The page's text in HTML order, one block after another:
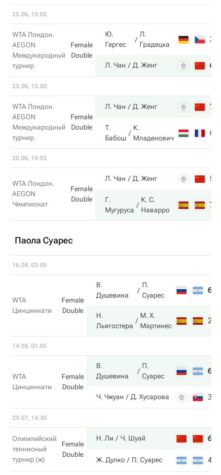
25.06, 15:05
WTA Лондон.
AEGON
Международный
турнир
Female
Double
Ю.
Гергес
Л.
Градецка
3
Л. Чан Д. Женг 6
23.06, 13:00
WTA Лондон.
AEGON
Международный
турнир
Female
Double
Л. Чан Д. Женг 7
Т.
Бабош
К.
Младенович
6
20.06, 19:55
WTA Лондон.
AEGON
Чемпионат
Female
Double
Л. Чан Д. Женг 5
Г.
Мугуруса
К. С.
Наварро
7
Паола Суарес
16.08, 03:05
WTA
Цинциннати
Female
Double
В.
Душевина
П.
Суарес
6
Н.
Льягостера
М. Х.
Мартинес
2
14.08, 01:05
WTA
Цинциннати
Female
Double
В.
Душевина
П.
Суарес
6
Ч. Чжуан Д. Хусарова 3
29.07, 14:30
Олимпийский
теннисный
турнир (ж)
Female
Double
Н. Ли Ч. Шуай 6
Ж. Дулко П. Суарес 4